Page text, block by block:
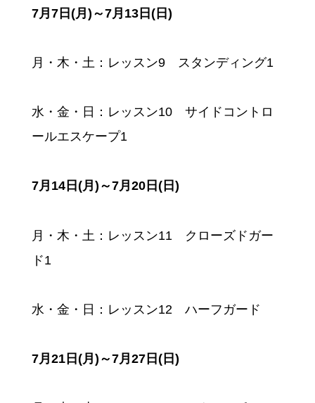
7月7日(月)～7月13日(日)
月・木・土：レッスン9 スタンディング1
水・金・日：レッスン10 サイドコントロ
ールエスケープ1
7月14日(月)～7月20日(日)
月・木・土：レッスン11 クローズドガー
ド1
水・金・日：レッスン12 ハーフガード
7月21日(月)～7月27日(日)